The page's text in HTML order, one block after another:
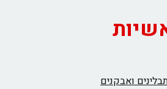
ואבקנים